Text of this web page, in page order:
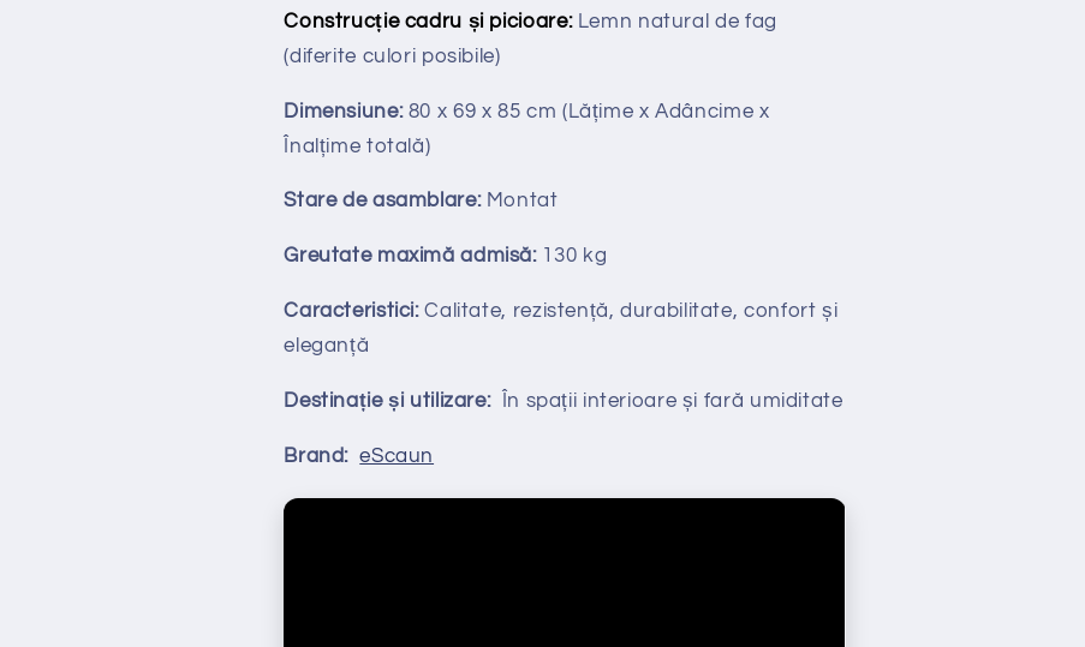
Construcție cadru și picioare: Lemn natural de fag
(diferite culori posibile)
Dimensiune:80 x 69 x 85 cm (Lățime x Adâncime x
Înalțime totală)
Stare de asamblare:Montat
Greutate maximă admisă: 130 kg
Caracteristici:Calitate, rezistență, durabilitate, confort și
eleganță
Destinație și utilizare:În spații interioare și fară umiditate
Brand:eScaun